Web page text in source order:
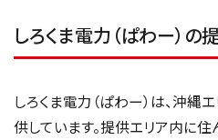
しろくま電力（ぱわー）の
しろくま電力（ぱわー）は、沖縄
供しています。提供エリア内に